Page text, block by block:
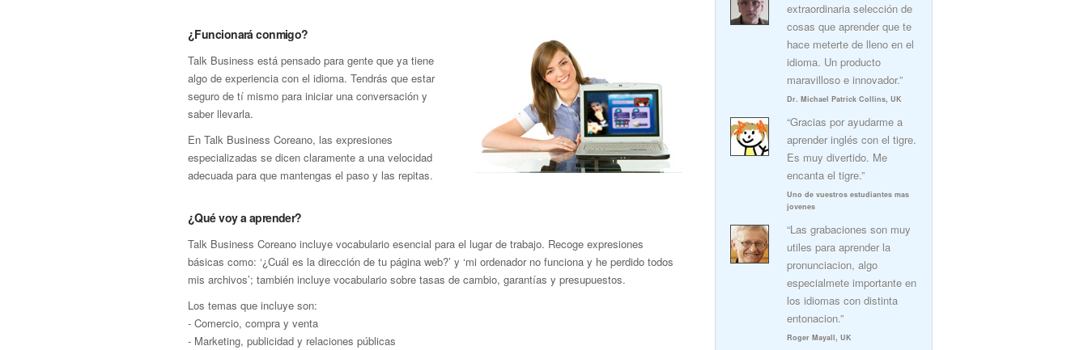
¿Funcionará conmigo?
Talk Business está pensado para gente que ya tiene
algo de experiencia con el idioma. Tendrás que estar
seguro de tí mismo para iniciar una conversación y
saber llevarla.
En Talk Business Coreano, las expresiones
especializadas se dicen claramente a una velocidad
adecuada para que mantengas el paso y las repitas.
¿Qué voy a aprender?
Talk Business Coreano incluye vocabulario esencial para el lugar de trabajo. Recoge expresiones
básicas como: ‘¿Cuál es la dirección de tu página web?’ y ‘mi ordenador no funciona y he perdido todos
mis archivos’; también incluye vocabulario sobre tasas de cambio, garantías y presupuestos.
Los temas que incluye son:
- Comercio, compra y venta
- Marketing, publicidad y relaciones públicas
extraordinaria selección de
cosas que aprender que te
hace meterte de lleno en el
idioma. Un producto
maravilloso e innovador.”
Dr. Michael Patrick Collins, UK
“Gracias por ayudarme a
aprender inglés con el tigre.
Es muy divertido. Me
encanta el tigre.”
Uno de vuestros estudiantes mas
jovenes
“Las grabaciones son muy
utiles para aprender la
pronunciacion, algo
especialmete importante en
los idiomas con distinta
entonacion.”
Roger Mayall, UK